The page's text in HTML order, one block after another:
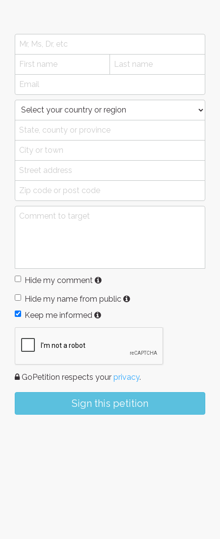
Hide my comment
Hide my name from public
Keep me informed
GoPetition respects your privacy.
Sign this petition